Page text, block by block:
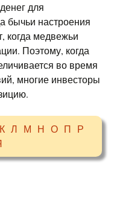
для
бычьи настроения
когда медвежьи
Поэтому, когда
во время
многие инвесторы
К Л М Н О П Р